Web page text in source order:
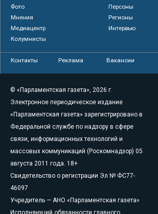
Фото
Персоны
Мнения
Регионы
Медиацентр
Интервью
Колумнисты
Контакты Реклама Вакансии
© «Парламентская газета», 2026 г.
Электронное периодическое издание
«Парламентская газета» зарегистрировано в
Федеральной службе по надзору в сфере
связи, информационных технологий и
массовых коммуникаций (Роскомнадзор) 05
августа 2011 года. 18+
Свидетельство о регистрации Эл № ФС77-
46097
Учредитель — АНО «Парламентская газета»
Исполняющий обязанности главного